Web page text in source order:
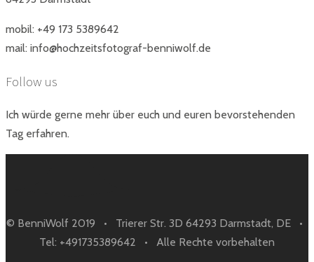
mobil: +49 173 5389642
mail: info@hochzeitsfotograf-benniwolf.de
Follow us
Ich würde gerne mehr über euch und euren bevorstehenden
Tag erfahren.
© BenniWolf 2019 • Trierer Str. 3D 64293 Darmstadt, DE •
Tel: +491735389642 • Alle Rechte vorbehalten